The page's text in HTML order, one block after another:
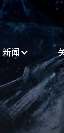
新闻​